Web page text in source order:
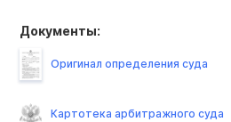
Документы:
Оригинал определения суда
Картотека арбитражного суда